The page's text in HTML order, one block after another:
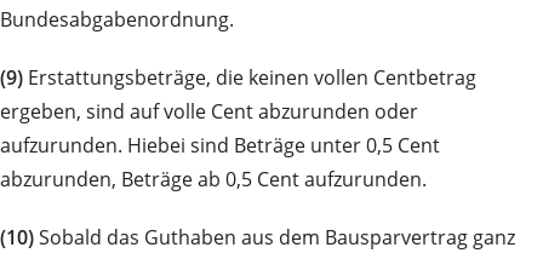
Bundesabgabenordnung.
(9) Erstattungsbeträge, die keinen vollen Centbetrag
ergeben, sind auf volle Cent abzurunden oder
aufzurunden. Hiebei sind Beträge unter 0,5 Cent
abzurunden, Beträge ab 0,5 Cent aufzurunden.
(10)Sobald das Guthaben aus dem Bausparvertrag ganz